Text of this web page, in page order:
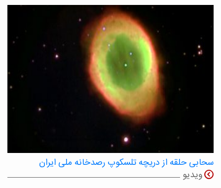
سحابی حلقه از دریچه تلسکوپ رصدخانه ملی ایران
ویدیو